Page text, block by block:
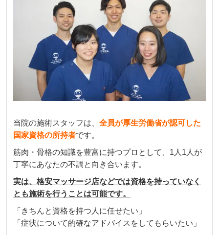
当院の施術スタッフは、全員が厚生労働省が認可した
国家資格の所持者です。
筋肉・骨格の知識を豊富に持つプロとして、1人1人が
丁寧にあなたの不調と向き合います。
実は、格安マッサージ店などでは資格を持っていなく
とも施術を行うことは可能です。
「きちんと資格を持つ人に任せたい」
「症状について的確なアドバイスをしてもらいたい」